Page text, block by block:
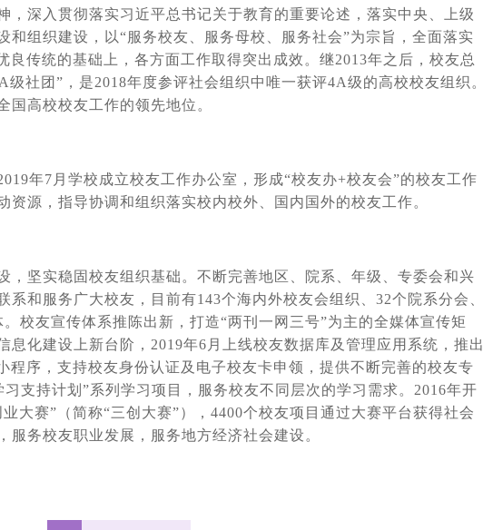
，深入贯彻落实习近平总书记关于教育的重要论述，落实中央、上级
和组织建设，以“服务校友、服务母校、服务社会”为宗旨，全面落实
良传统的基础上，各方面工作取得突出成效。继2013年之后，校友总
社团”，是2018年度参评社会组织中唯一获评4A级的高校校友组织。
国高校校友工作的领先地位。
年7月学校成立校友工作办公室，形成“校友办+校友会”的校友工作
资源，指导协调和组织落实校内校外、国内国外的校友工作。
，坚实稳固校友组织基础。不断完善地区、院系、年级、专委会和兴
系和服务广大校友，目前有143个海内外校友会组织、32个院系分会、
校友宣传体系推陈出新，打造“两刊一网三号”为主的全媒体宣传矩
息化建设上新台阶，2019年6月上线校友数据库及管理应用系统，推出
程序，支持校友身份认证及电子校友卡申领，提供不断完善的校友专
支持计划”系列学习项目，服务校友不同层次的学习需求。2016年开
大赛”（简称“三创大赛”），4400个校友项目通过大赛平台获得社会
服务校友职业发展，服务地方经济社会建设。